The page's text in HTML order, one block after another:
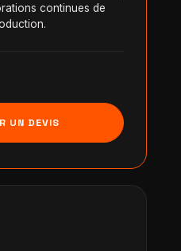
continues de
UN DEVIS